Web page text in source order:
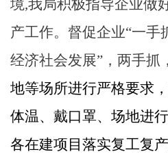
境,我局积极指导企业做
产工作。督促企业“一手
经济社会发展”，两手抓
地等场所进行严格要求
体温、戴口罩、场地进
各在建项目落实复工复